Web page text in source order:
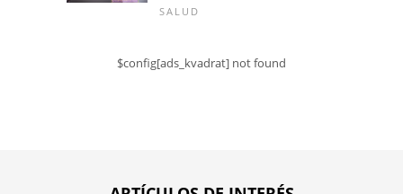
SALUD
$config[ads_kvadrat] not found